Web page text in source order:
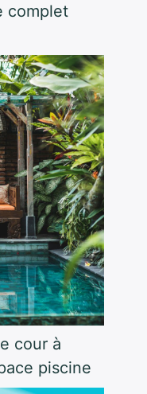
complet
cour à
piscine